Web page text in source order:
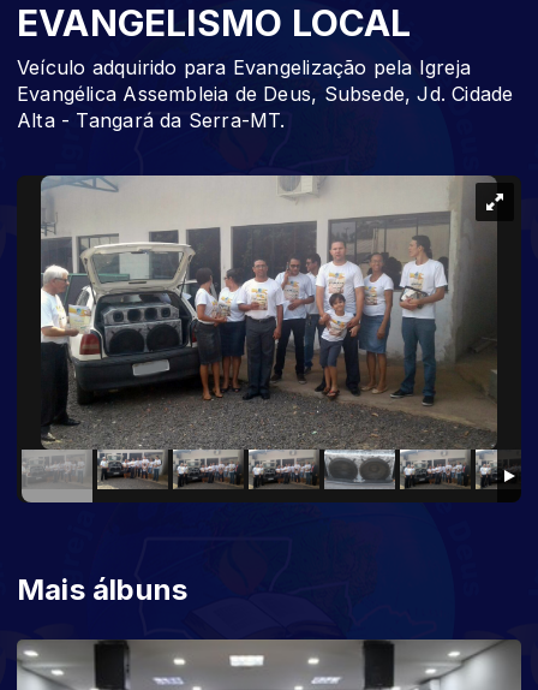
EVANGELISMO LOCAL
Veículo adquirido para Evangelização pela Igreja
Evangélica Assembleia de Deus, Subsede, Jd. Cidade
Alta - Tangará da Serra-MT.
Mais álbuns